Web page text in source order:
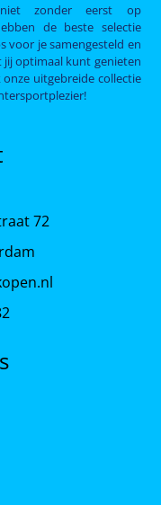
zonder eerst op
de beste selectie
voor je samengesteld en
jij optimaal kunt genieten
uitgebreide collectie
72